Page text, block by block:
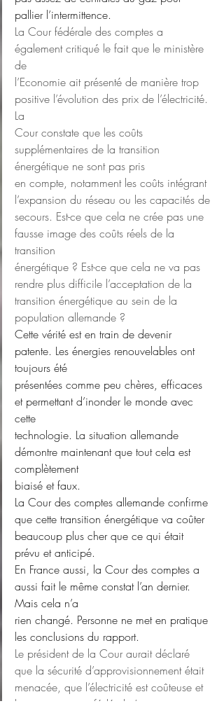
pallier l’intermittence.
La Cour fédérale des comptes a
également critiqué le fait que le ministère
de
l’Economie ait présenté de manière trop
positive l’évolution des prix de l’électricité.
La
Cour constate que les coûts
supplémentaires de la transition
énergétique ne sont pas pris
en compte, notamment les coûts intégrant
l’expansion du réseau ou les capacités de
secours. Est-ce que cela ne crée pas une
fausse image des coûts réels de la
transition
énergétique ? Est-ce que cela ne va pas
rendre plus difficile l’acceptation de la
transition énergétique au sein de la
population allemande ?
Cette vérité est en train de devenir
patente. Les énergies renouvelables ont
toujours été
présentées comme peu chères, efficaces
et permettant d’inonder le monde avec
cette
technologie. La situation allemande
démontre maintenant que tout cela est
complètement
biaisé et faux.
La Cour des comptes allemande confirme
que cette transition énergétique va coûter
beaucoup plus cher que ce qui était
prévu et anticipé.
En France aussi, la Cour des comptes a
aussi fait le même constat l’an dernier.
Mais cela n’a
rien changé. Personne ne met en pratique
les conclusions du rapport.
Le président de la Cour aurait déclaré
que la sécurité d’approvisionnement était
menacée, que l’électricité est coûteuse et
le gouvernement fédéral n’est pas en